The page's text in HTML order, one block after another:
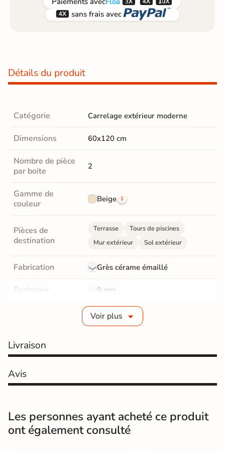
 sans frais avec 
Détails du produit
Catégorie Carrelage extérieur moderne
Dimensions 60x120 cm
Nombre de pièce
par boite
2
Gamme de
couleur
Beige
Pièces de
destination
Terrasse
Tours de piscines
Mur extérieur
Sol extérieur
Fabrication Grès cérame émaillé
Epaisseur 9 mm
R11 - Très antidérapant
Résistance à
l'usure
Masse colorée
Finition Mate
Voir plus
Livraison
Avis
Les personnes ayant acheté ce produit
ont également consulté